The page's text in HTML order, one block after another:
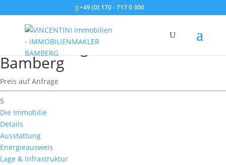
+49 (0) 170 - 717 0 300
Immobiliengesuch Haus
Bamberg
Preis auf Anfrage
5
Die Immobilie
Details
Ausstattung
Energieausweis
Lage & Infrastruktur